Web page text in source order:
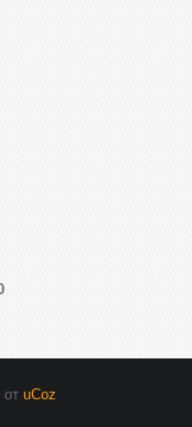
от uCoz